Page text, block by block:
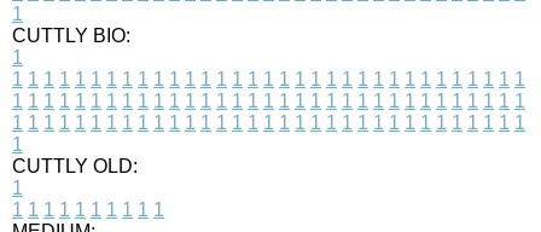
1
CUTTLY BIO:
1
1 1 1 1 1 1 1 1 1 1 1 1 1 1 1 1 1 1 1 1 1 1 1 1 1 1 1 1 1 1 1 1 1
1 1 1 1 1 1 1 1 1 1 1 1 1 1 1 1 1 1 1 1 1 1 1 1 1 1 1 1 1 1 1 1 1
1 1 1 1 1 1 1 1 1 1 1 1 1 1 1 1 1 1 1 1 1 1 1 1 1 1 1 1 1 1 1 1 1
1
CUTTLY OLD:
1
1 1 1 1 1 1 1 1 1 1